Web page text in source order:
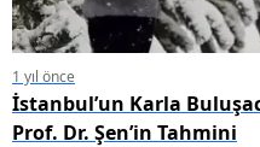
1 yıl önce
İstanbul’un Karla
Prof. Dr. Şen’in Tahmini